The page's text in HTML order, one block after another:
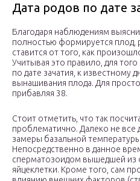
Дата родов по дате
Благодаря наблюдениям
полностью формируется плод,
ставится от того, как
Учитывая это правило, для
по дате зачатия, к известному
вынашивания плода. Для
прибавляя 38.
Стоит отметить, что так
проблематично. Далеко не
замеры базальной
Непосредственно в данное
сперматозоидом вышедшей из
яйцеклетки. Кроме того, сам